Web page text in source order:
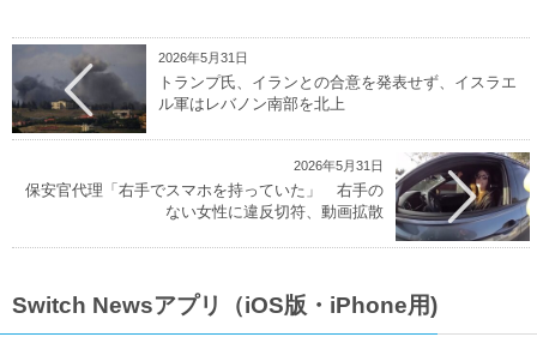
2026年5月31日
トランプ氏、イランとの合意を発表せず、イスラエ
ル軍はレバノン南部を北上
2026年5月31日
保安官代理「右手でスマホを持っていた」 右手の
ない女性に違反切符、動画拡散
Switch Newsアプリ（iOS版・iPhone用)